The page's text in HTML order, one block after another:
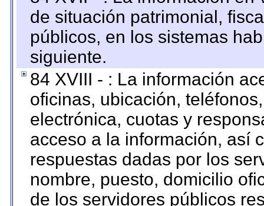
de situación patrimonial,
públicos, en los sistemas
siguiente.
84 XVIII - : La información
oficinas, ubicación,
electrónica, cuotas y
acceso a la información, así
respuestas dadas por los
nombre, puesto, domicilio
de los servidores públicos